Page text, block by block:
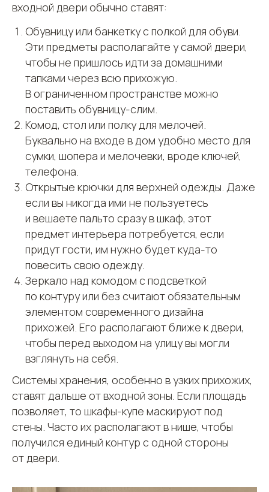
входной двери обычно ставят:
Обувницу или банкетку с полкой для обуви.
Эти предметы располагайте у самой двери,
чтобы не пришлось идти за домашними
тапками через всю прихожую.
В ограниченном пространстве можно
поставить обувницу-слим.
Комод, стол или полку для мелочей.
Буквально на входе в дом удобно место для
сумки, шопера и мелочевки, вроде ключей,
телефона.
Открытые крючки для верхней одежды. Даже
если вы никогда ими не пользуетесь
и вешаете пальто сразу в шкаф, этот
предмет интерьера потребуется, если
придут гости, им нужно будет куда-то
повесить свою одежду.
Зеркало над комодом с подсветкой
по контуру или без считают обязательным
элементом современного дизайна
прихожей. Его располагают ближе к двери,
чтобы перед выходом на улицу вы могли
взглянуть на себя.
Системы хранения, особенно в узких прихожих,
ставят дальше от входной зоны. Если площадь
позволяет, то шкафы-купе маскируют под
стены. Часто их располагают в нише, чтобы
получился единый контур с одной стороны
от двери.